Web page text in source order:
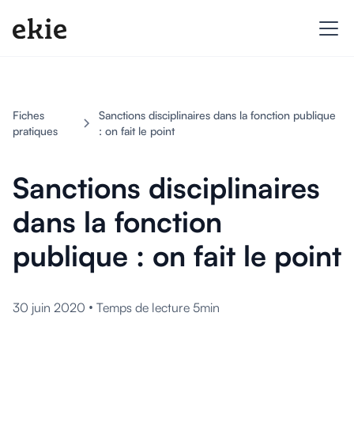
Fiches
pratiques
Sanctions disciplinaires dans la fonction publique
: on fait le point
Sanctions disciplinaires
dans la fonction
publique : on fait le point
30 juin 2020 • Temps de lecture 5min